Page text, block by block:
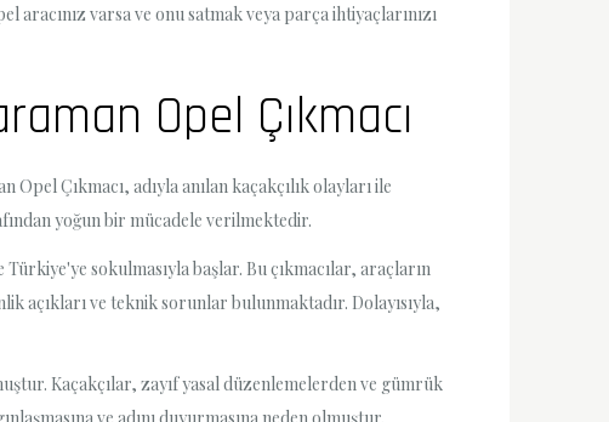
varsa ve onu satmak veya parça ihtiyaçlarınızı
Opel Çıkmacı
Çıkmacı, adıyla anılan kaçakçılık olayları ile
yoğun bir mücadele verilmektedir.
sokulmasıyla başlar. Bu çıkmacılar, araçların
açıkları ve teknik sorunlar bulunmaktadır. Dolayısıyla,
Kaçakçılar, zayıf yasal düzenlemelerden ve gümrük
ve adını duyurmasına neden olmuştur.